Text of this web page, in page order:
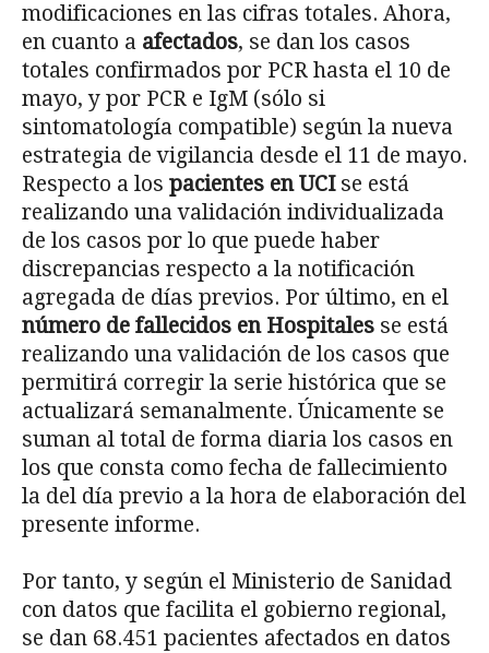
modificaciones en las cifras totales. Ahora,
en cuanto a afectados, se dan los casos
totales confirmados por PCR hasta el 10 de
mayo, y por PCR e IgM (sólo si
sintomatología compatible) según la nueva
estrategia de vigilancia desde el 11 de mayo.
Respecto a los pacientes en UCIse está
realizando una validación individualizada
de los casos por lo que puede haber
discrepancias respecto a la notificación
agregada de días previos. Por último, en el
número de fallecidos en Hospitales se está
realizando una validación de los casos que
permitirá corregir la serie histórica que se
actualizará semanalmente. Únicamente se
suman al total de forma diaria los casos en
los que consta como fecha de fallecimiento
la del día previo a la hora de elaboración del
presente informe.
Por tanto, y según el Ministerio de Sanidad
con datos que facilita el gobierno regional,
se dan 68.451 pacientes afectados en datos